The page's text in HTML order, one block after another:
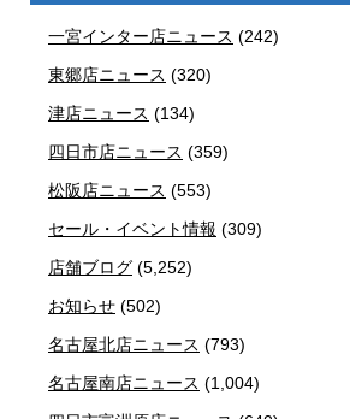
一宮インター店ニュース (242)
東郷店ニュース (320)
津店ニュース (134)
四日市店ニュース (359)
松阪店ニュース (553)
セール・イベント情報 (309)
店舗ブログ (5,252)
お知らせ (502)
名古屋北店ニュース (793)
名古屋南店ニュース (1,004)